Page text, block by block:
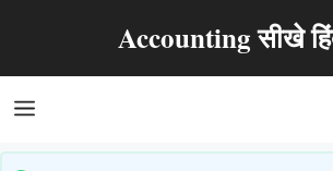
Accounting सीखे
Menu